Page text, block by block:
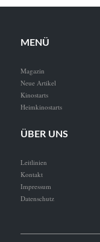
MENÜ
Magazin
Neue Artikel
Kinostarts
Heimkinostarts
ÜBER UNS
Leitlinien
Kontakt
Impressum
Datenschutz